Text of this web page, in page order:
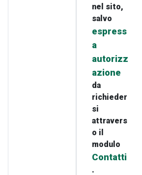
nel sito,
salvo
espress
a
autorizz
azione
da
richieder
si
attravers
o il
modulo
Contatti
.